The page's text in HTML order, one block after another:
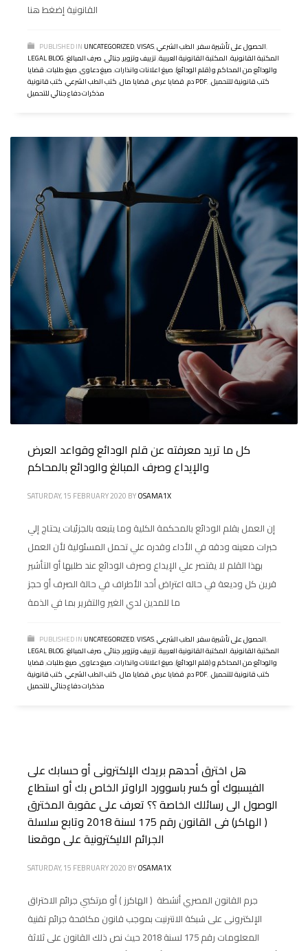
القانونية إضغط هنا
PUBLISHED IN UNCATEGORIZED,VISAS, الحصول على تأشيرة سفر,الطب الشرعي
,
LEGAL BLOG, المكتبة القانونية,المكتبة القانونية العربية,تزييف وتزوير,جنائى,صرف المبالغ
والودائع من المحاكم و (قلم الودائع),صيغ اعلانات وانذارات,صيغ دعاوى,صيغ طلبات,قضايا
دم,قضايا عرض,قضايا مال,كتب الطب الشرعي, كتب قانونية PDF, كتب قانونية للتحميل,
مذكرات دفاع جنائي للتحميل
كل ما تريد معرفته عن قلم الودائع وقواعد العرض
والإيداع وصرف المبالغ والودائع بالمحاكم
SATURDAY, 15 FEBRUARY 2020 BYOSAMA1X
إن العمل بقلم الودائع بالمحكمة الكلية وما يتبعه بالجزئيات يحتاج إلي
خبرات معينه ودقه في الأداء وقدره علي تحمل المسئولية لأن العمل
بهذا القلم لا يقتصر علي الإيداع وصرف الودائع عند طلبها أو التأشير
قرين كل وديعة في حاله اعتراض أحد الأطراف في حالة الصرف أو حجز
ما للمدين لدي الغير والتقرير بما في الذمة
PUBLISHED IN UNCATEGORIZED,VISAS, الحصول على تأشيرة سفر,الطب الشرعي
,
LEGAL BLOG, المكتبة القانونية,المكتبة القانونية العربية,تزييف وتزوير,جنائى,صرف المبالغ
والودائع من المحاكم و (قلم الودائع),صيغ اعلانات وانذارات,صيغ دعاوى,صيغ طلبات,قضايا
دم,قضايا عرض,قضايا مال,كتب الطب الشرعي, كتب قانونية PDF, كتب قانونية للتحميل,
مذكرات دفاع جنائي للتحميل
هل اخترق أحدهم بريدك الإلكترونى أو حسابك على
الفيسبوك أو كسر باسوورد الراوتر الخاص بك أو استطاع
الوصول الى رسائلك الخاصة ؟؟ تعرف على عقوبة المخترق
( الهاكر) فى القانون رقم 175 لسنة 2018 وتابع سلسلة
الجرائم الاليكترونية على موقعنا
SATURDAY, 15 FEBRUARY 2020 BYOSAMA1X
جرم القانون المصري أنشطة ( الهاكرز ) أو مرتكبي جرائم الاختراق
الإلكترونى على شبكة الانترنيت بموجب قانون مكافحة جرائم تقنية
المعلومات رقم 175 لسنة 2018 حيث نص ذلك القانون على ثلاثة